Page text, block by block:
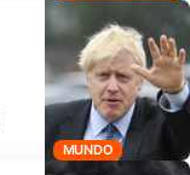
MUNDO